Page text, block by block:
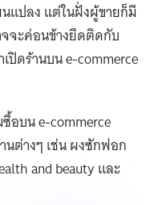
แปลง แต่ในฝั่งผู้ขายก็มี
จะค่อนข้างยึดติดกับ
ปิดร้านบน e-commerce
อบน e-commerce
นต่างๆ เช่น ผงซักฟอก
and beauty และ